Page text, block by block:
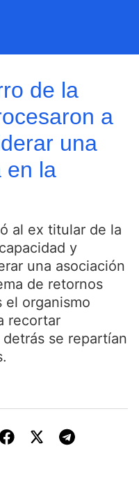
de la
a
una
en la
al ex titular de la
y
una asociación
de retornos
el organismo
recortar
se repartían